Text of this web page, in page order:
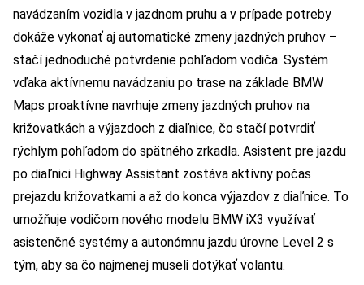
navádzaním vozidla v jazdnom pruhu a v prípade potreby
dokáže vykonať aj automatické zmeny jazdných pruhov –
stačí jednoduché potvrdenie pohľadom vodiča. Systém
vďaka aktívnemu navádzaniu po trase na základe BMW
Maps proaktívne navrhuje zmeny jazdných pruhov na
križovatkách a výjazdoch z diaľnice, čo stačí potvrdiť
rýchlym pohľadom do spätného zrkadla. Asistent pre jazdu
po diaľnici Highway Assistant zostáva aktívny počas
prejazdu križovatkami a až do konca výjazdov z diaľnice. To
umožňuje vodičom nového modelu BMW iX3 využívať
asistenčné systémy a autonómnu jazdu úrovne Level 2 s
tým, aby sa čo najmenej museli dotýkať volantu.